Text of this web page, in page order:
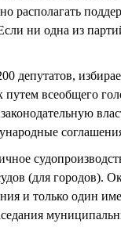
располагать
ни одна из
депутатов,
путем всеобщего
(для городов).
и только один